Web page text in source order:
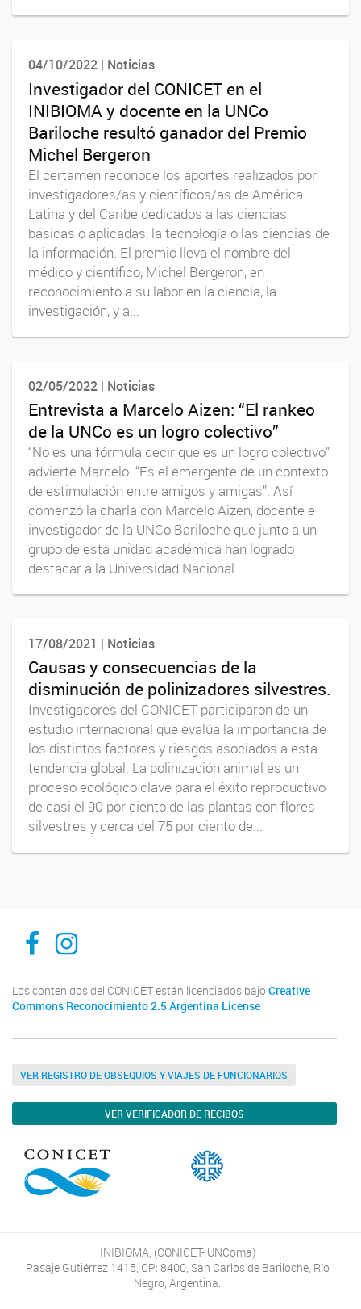
04/10/2022 | Noticias
Investigador del CONICET en el
INIBIOMA y docente en la UNCo
Bariloche resultó ganador del Premio
Michel Bergeron
El certamen reconoce los aportes realizados por
investigadores/as y científicos/as de América
Latina y del Caribe dedicados a las ciencias
básicas o aplicadas, la tecnología o las ciencias de
la información. El premio lleva el nombre del
médico y científico, Michel Bergeron, en
reconocimiento a su labor en la ciencia, la
investigación, y a...
02/05/2022 | Noticias
Entrevista a Marcelo Aizen: “El rankeo
de la UNCo es un logro colectivo”
“No es una fórmula decir que es un logro colectivo”
advierte Marcelo. “Es el emergente de un contexto
de estimulación entre amigos y amigas”. Así
comenzó la charla con Marcelo Aizen, docente e
investigador de la UNCo Bariloche que junto a un
grupo de esta unidad académica han logrado
destacar a la Universidad Nacional...
17/08/2021 | Noticias
Causas y consecuencias de la
disminución de polinizadores silvestres.
Investigadores del CONICET participaron de un
estudio internacional que evalúa la importancia de
los distintos factores y riesgos asociados a esta
tendencia global. La polinización animal es un
proceso ecológico clave para el éxito reproductivo
de casi el 90 por ciento de las plantas con flores
silvestres y cerca del 75 por ciento de...
Inibioma-Conicet/Unco
inibiomaabierto
Los contenidos del CONICET están licenciados bajo Creative
Commons Reconocimiento 2.5 Argentina License
VER REGISTRO DE OBSEQUIOS Y VIAJES DE FUNCIONARIOS
VER VERIFICADOR DE RECIBOS
INIBIOMA, (CONICET- UNComa)
Pasaje Gutiérrez 1415, CP: 8400, San Carlos de Bariloche, Río
Negro, Argentina.